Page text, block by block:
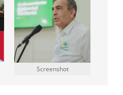
Screenshot